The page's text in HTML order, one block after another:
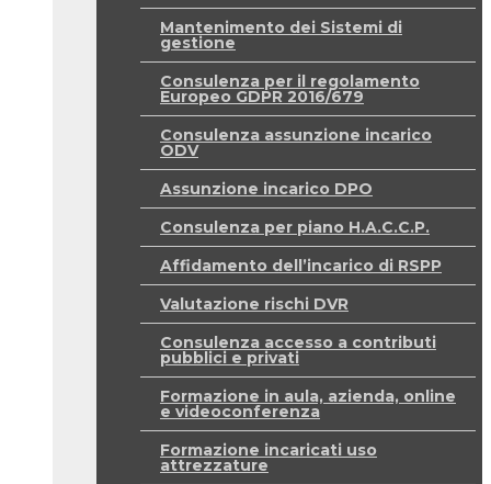
Mantenimento dei Sistemi di
gestione
Consulenza per il regolamento
Europeo GDPR 2016/679
Consulenza assunzione incarico
ODV
Assunzione incarico DPO
Consulenza per piano H.A.C.C.P.
Affidamento dell’incarico di RSPP
Valutazione rischi DVR
Consulenza accesso a contributi
pubblici e privati
Formazione in aula, azienda, online
e videoconferenza
Formazione incaricati uso
attrezzature